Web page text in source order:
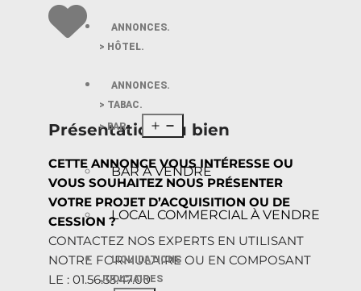
ANNONCES.
> HÔTEL.
ANNONCES.
> TABAC.
> BAR.
BAR À VENDRE
LOCAL COMMERCIAL À VENDRE
LIQUIDATIONS
JUDICIAIRES
Présentation du bien
CETTE ANNONCE VOUS INTÉRESSE OU
VOUS SOUHAITEZ NOUS PRÉSENTER
VOTRE PROJET D’ACQUISITION OU DE
CESSION ?
CONTACTEZ NOS EXPERTS EN UTILISANT
NOTRE FORMULAIRE OU EN COMPOSANT
LE : 01.56.33.47.00